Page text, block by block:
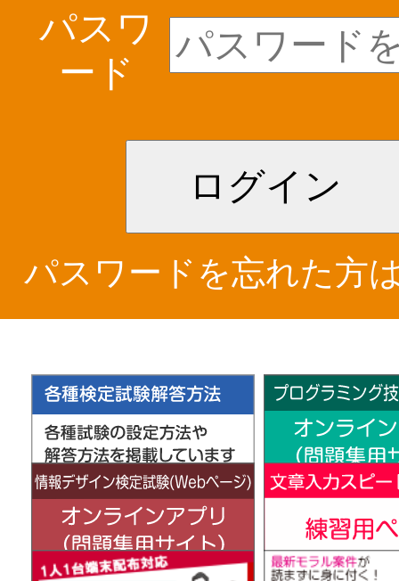
パスワ
ード
ログイン
パスワードを忘れた方